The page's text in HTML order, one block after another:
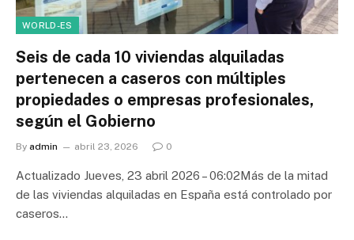
WORLD-ES
Seis de cada 10 viviendas alquiladas
pertenecen a caseros con múltiples
propiedades o empresas profesionales,
según el Gobierno
By admin abril 23, 2026 0
Actualizado Jueves, 23 abril 2026 – 06:02Más de la mitad
de las viviendas alquiladas en España está controlado por
caseros…